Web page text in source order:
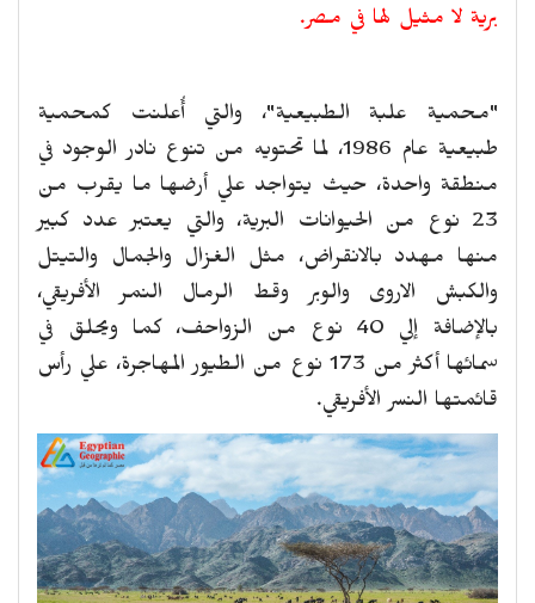
برية لا مثيل لها في مصر.
"محمية علبة الطبيعية"، والتي أُعلنت كمحمية
طبيعية عام 1986، لما تحتويه من تنوع نادر الوجود في
منطقة واحدة، حيث يتواجد علي أرضها ما يقرب من
23 نوع من الحيوانات البرية، والتي يعتبر عدد كبير
منها مهدد بالانقراض، مثل الغزال والجمال والتيتل
والكبش الاروى والوبر وقط الرمال النمر الأفريقي،
بالإضافة إلي 40 نوع من الزواحف، كما ويحلق في
سمائها أكثر من 173 نوع من الطيور المهاجرة، علي رأس
قائمتها النسر الأفريقي.